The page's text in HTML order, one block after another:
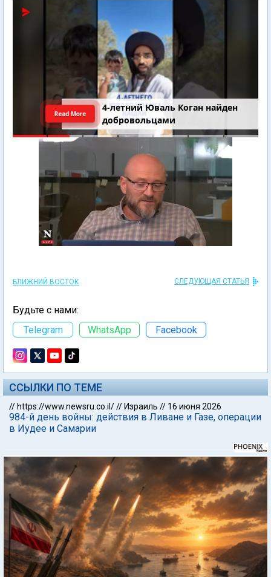
4-летний Юваль Коган найден
добровольцами
Read More
БЛИЖНИЙ ВОСТОК СЛЕДУЮЩАЯ СТАТЬЯ
Будьте с нами:
Telegram
WhatsApp Facebook
ССЫЛКИ ПО ТЕМЕ
// https://www.newsru.co.il/// Израиль // 16 июня 2026
984-й день войны: действия в Ливане и Газе, операции
в Иудее и Самарии